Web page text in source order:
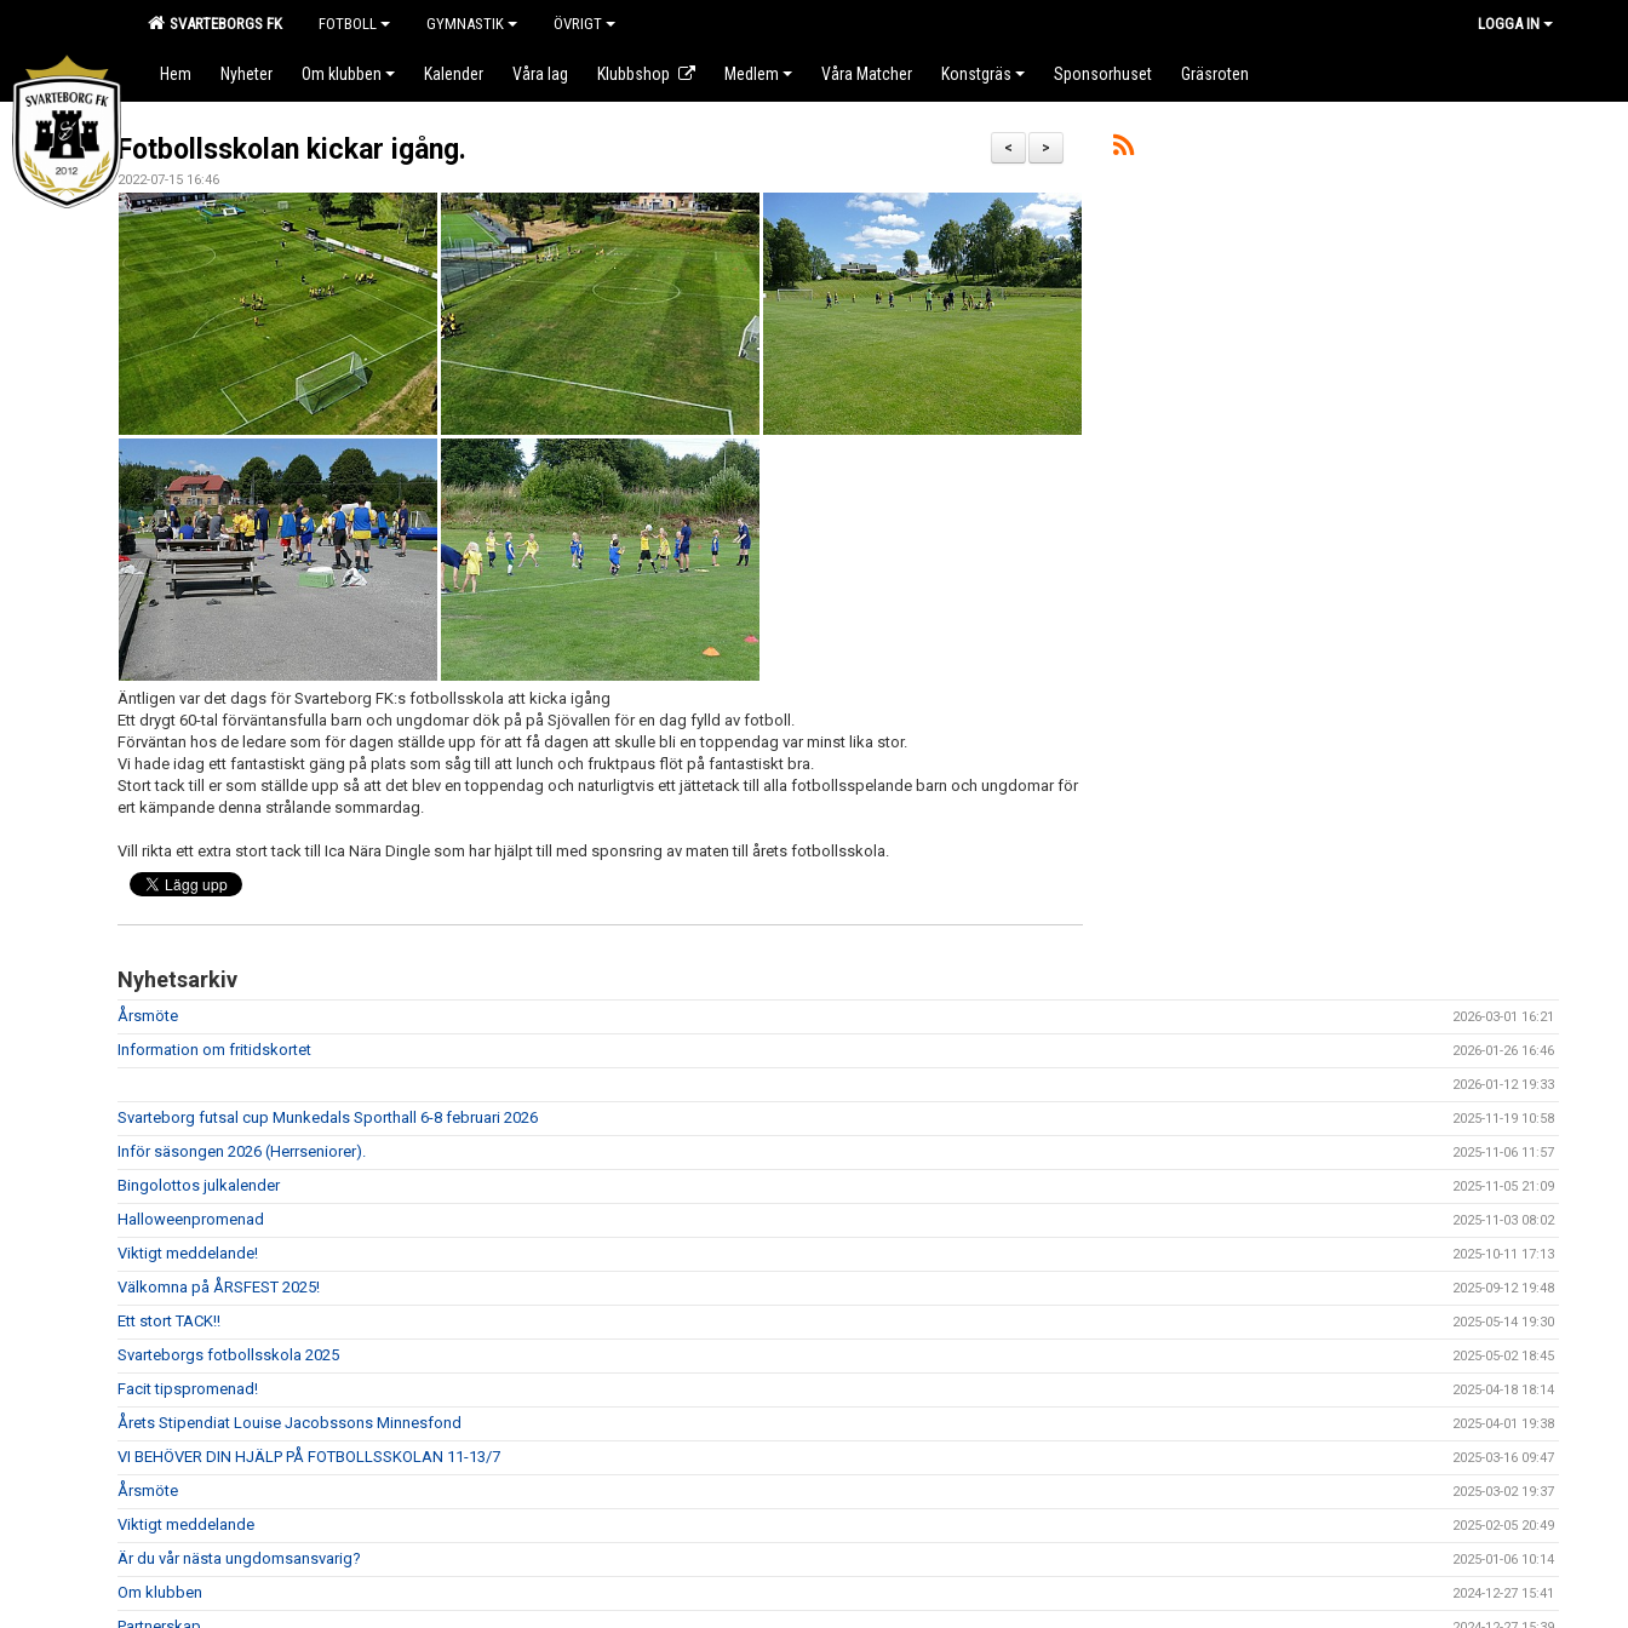
SVARTEBORGS FK FOTBOLL GYMNASTIK ÖVRIGT LOGGA IN
Hem Nyheter Om klubben Kalender Våra lag Klubbshop Medlem Våra Matcher Konstgräs Sponsorhuset Gräsroten
>
<
Fotbollsskolan kickar igång.
2022-07-15 16:46
Äntligen var det dags för Svarteborg FK:s fotbollsskola att kicka igång
Ett drygt 60-tal förväntansfulla barn och ungdomar dök på på Sjövallen för en dag fylld av fotboll.
Förväntan hos de ledare som för dagen ställde upp för att få dagen att skulle bli en toppendag var minst lika stor.
Vi hade idag ett fantastiskt gäng på plats som såg till att lunch och fruktpaus flöt på fantastiskt bra.
Stort tack till er som ställde upp så att det blev en toppendag och naturligtvis ett jättetack till alla fotbollsspelande barn och ungdomar för
ert kämpande denna strålande sommardag.
Vill rikta ett extra stort tack till Ica Nära Dingle som har hjälpt till med sponsring av maten till årets fotbollsskola.
Nyhetsarkiv
Årsmöte 2026-03-01 16:21
Information om fritidskortet 2026-01-26 16:46
2026-01-12 19:33
Svarteborg futsal cup Munkedals Sporthall 6-8 februari 2026 2025-11-19 10:58
Inför säsongen 2026 (Herrseniorer). 2025-11-06 11:57
Bingolottos julkalender 2025-11-05 21:09
Halloweenpromenad 2025-11-03 08:02
Viktigt meddelande! 2025-10-11 17:13
Välkomna på ÅRSFEST 2025! 2025-09-12 19:48
Ett stort TACK!! 2025-05-14 19:30
Svarteborgs fotbollsskola 2025 2025-05-02 18:45
Facit tipspromenad! 2025-04-18 18:14
Årets Stipendiat Louise Jacobssons Minnesfond 2025-04-01 19:38
VI BEHÖVER DIN HJÄLP PÅ FOTBOLLSSKOLAN 11-13/7 2025-03-16 09:47
Årsmöte 2025-03-02 19:37
Viktigt meddelande 2025-02-05 20:49
Är du vår nästa ungdomsansvarig? 2025-01-06 10:14
Om klubben 2024-12-27 15:41